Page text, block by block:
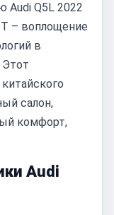
Q5L 2022
– воплощение
в
Этот
салон,
комфорт,
Audi